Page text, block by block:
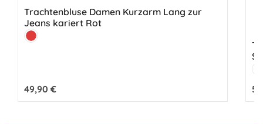
Trachtenbluse Damen Kurzarm Lang zur
Jeans kariert Rot
Farbe:
Rot
Regulärer Preis:
49,90 €